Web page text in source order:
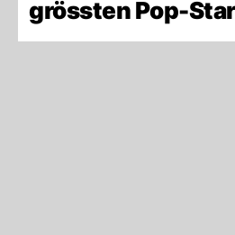
grössten Pop-